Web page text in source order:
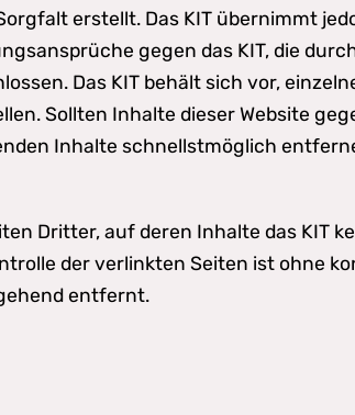
erstellt. Das KIT übernimmt
gegen das KIT, die
Das KIT behält sich vor,
Sollten Inhalte dieser Website
Inhalte schnellstmöglich
Dritter, auf deren Inhalte das KIT
der verlinkten Seiten ist ohne
entfernt.